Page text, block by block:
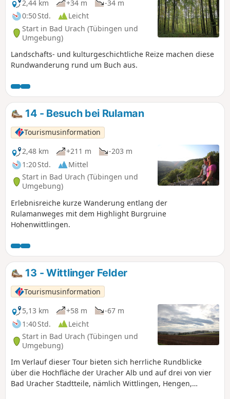
2,44 km +34 m
-34 m
0:50 Std.
Leicht
Start in Bad Urach (Tübingen und
Umgebung)
Landschafts- und kulturgeschichtliche Reize machen diese
Rundwanderung rund um Buch aus.
14 - Besuch bei Rulaman
Tourismusinformation
2,48 km
+211 m
-203 m
1:20 Std.
Mittel
Start in Bad Urach (Tübingen und
Umgebung)
Erlebnisreiche kurze Wanderung entlang der
Rulamanweges mit dem Highlight Burgruine
Hohenwittlingen.
13 - Wittlinger Felder
Tourismusinformation
5,13 km
+58 m
-67 m
1:40 Std.
Leicht
Start in Bad Urach (Tübingen und
Umgebung)
Im Verlauf dieser Tour bieten sich herrliche Rundblicke
über die Hochfläche der Uracher Alb und auf drei von vier
Bad Uracher Stadtteile, nämlich Wittlingen, Hengen,